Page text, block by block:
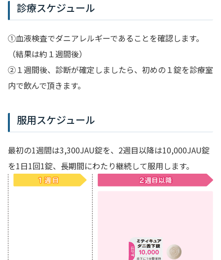
診療スケジュール
①血液検査でダニアレルギーであることを確認します。
（結果は約１週間後）
②１週間後、診断が確定しましたら、初めの１錠を診療室
内で飲んで頂きます。
服用スケジュール
最初の1週間は3,300JAU錠を、2週目以降は10,000JAU錠
を1日1回1錠、長期間にわたり継続して服用します。